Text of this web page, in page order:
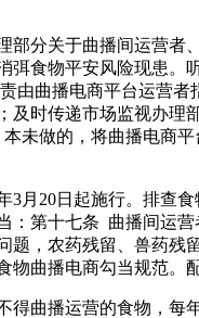
关于曲播间运营者
弭食物平安风险现患
由曲播电商平台运营
及时传递市场监视办
未做的，将曲播电商
20日起施行。排查食
：第十七条 曲播间运
题，农药残留、兽药
曲播电商勾当规范。
曲播运营的食物，每